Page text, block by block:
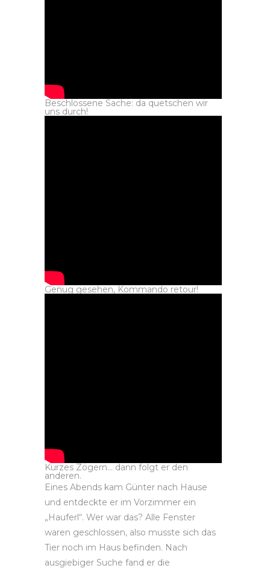
Beschlossene Sache: da quetschen wir
uns durch!
Genug gesehen, Kommando retour!
Kurzes Zögern… dann folgt er den
anderen.
Eines Abends kam Günter nach Hause
und entdeckte er im Vorzimmer ein
„Hauferl“. Wer war das? Alle Fenster
waren geschlossen, also musste sich das
Tier noch im Haus befinden. Nach
ausgiebiger Suche fand er die